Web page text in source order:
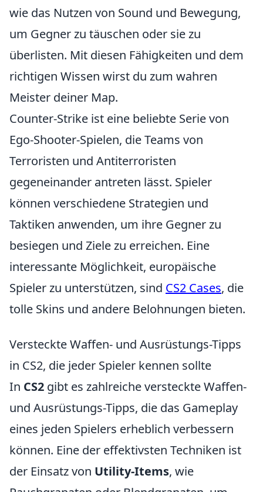
wie das Nutzen von Sound und Bewegung,
um Gegner zu täuschen oder sie zu
überlisten. Mit diesen Fähigkeiten und dem
richtigen Wissen wirst du zum wahren
Meister deiner Map.
Counter-Strike ist eine beliebte Serie von
Ego-Shooter-Spielen, die Teams von
Terroristen und Antiterroristen
gegeneinander antreten lässt. Spieler
können verschiedene Strategien und
Taktiken anwenden, um ihre Gegner zu
besiegen und Ziele zu erreichen. Eine
interessante Möglichkeit, europäische
Spieler zu unterstützen, sind CS2 Cases, die
tolle Skins und andere Belohnungen bieten.
Versteckte Waffen- und Ausrüstungs-Tipps
in CS2, die jeder Spieler kennen sollte
In CS2 gibt es zahlreiche versteckte Waffen-
und Ausrüstungs-Tipps, die das Gameplay
eines jeden Spielers erheblich verbessern
können. Eine der effektivsten Techniken ist
der Einsatz von Utility-Items, wie